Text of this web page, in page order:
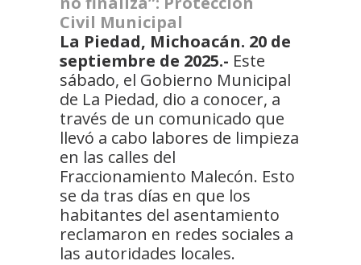
Civil Municipal
La Piedad, Michoacán. 20 de
septiembre de 2025.- Este
sábado, el Gobierno Municipal
de La Piedad, dio a conocer, a
través de un comunicado que
llevó a cabo labores de limpieza
en las calles del
Fraccionamiento Malecón. Esto
se da tras días en que los
habitantes del asentamiento
reclamaron en redes sociales a
las autoridades locales.